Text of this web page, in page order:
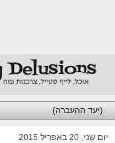
יום שני, 20 באפריל 2015